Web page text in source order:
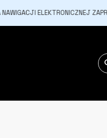
ELEKTRONICZNEJ